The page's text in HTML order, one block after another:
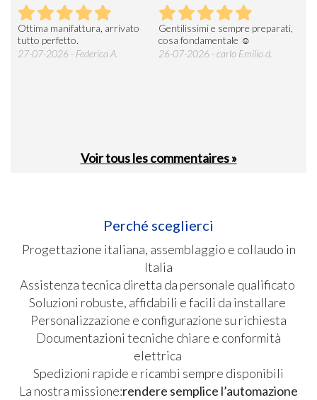
Ottima manifattura, arrivato
tutto perfetto.
27-07-2026 - Federica A.
Gentilissimi e sempre preparati,
cosa fondamentale ☺️
26-07-2026 - carlo Emilio d.
Voir tous les commentaires »
Perché sceglierci
Progettazione italiana, assemblaggio e collaudo in
Italia
Assistenza tecnica diretta da personale qualificato
Soluzioni robuste, affidabili e facili da installare
Personalizzazione e configurazione su richiesta
Documentazioni tecniche chiare e conformità
elettrica
Spedizioni rapide e ricambi sempre disponibili
La nostra missione:rendere semplice l’automazione